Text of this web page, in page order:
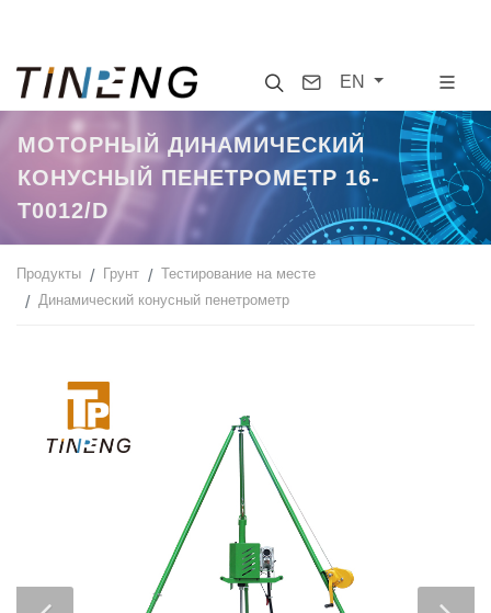
SearchContact
EN
МОТОРНЫЙ ДИНАМИЧЕСКИЙ
КОНУСНЫЙ ПЕНЕТРОМЕТР 16-
T0012/D
Продукты Грунт
Тестирование на месте
Динамический конусный пенетрометр